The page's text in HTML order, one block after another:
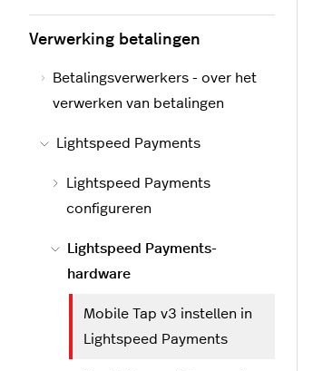
Verwerking betalingen
Betalingsverwerkers - over het
verwerken van betalingen
Lightspeed Payments
Lightspeed Payments
configureren
Lightspeed Payments-
hardware
Mobile Tap v3 instellen in
Lightspeed Payments